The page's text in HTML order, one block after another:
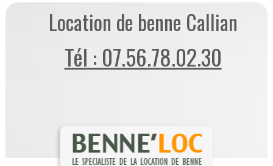
Location de benne Callian
Tél : 07.56.78.02.30